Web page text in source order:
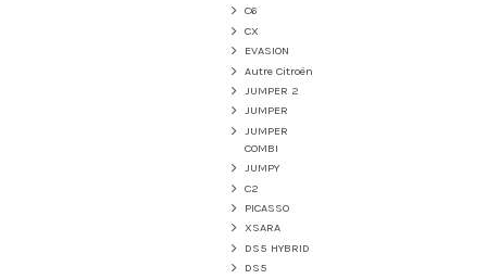
C6
CX
EVASION
Autre Citroën
JUMPER 2
JUMPER
JUMPER
COMBI
JUMPY
C2
PICASSO
XSARA
DS5 HYBRID
DS5